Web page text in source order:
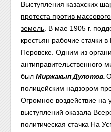
Выступления казахских
протеста против
земель . В мае 1905 г.
крестьян рабочие стачки
Перовске. Одним из
антиправительственного
былМиржакып Дулотов.
полицейским надзором
Огромное воздействие
выступлений оказала
политическая стачка На